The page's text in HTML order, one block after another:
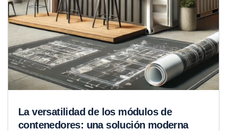
La versatilidad de los módulos de
contenedores: una solución moderna